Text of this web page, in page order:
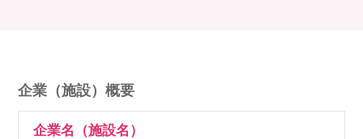
企業（施設）概要
企業名（施設名）